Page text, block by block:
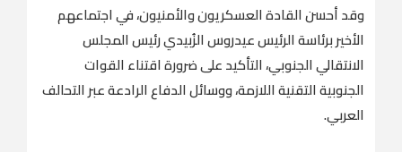
وقد أحسن القادة العسكريون والأمنيون، في اجتماعهم
الأخير برئاسة الرئيس عيدروس الزُبيدي رئيس المجلس
الانتقالي الجنوبي، التأكيد على ضرورة اقتناء القوات
الجنوبية التقنية اللازمة، ووسائل الدفاع الرادعة عبر التحالف
العربي.